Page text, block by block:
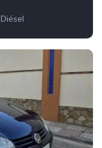
Diésel